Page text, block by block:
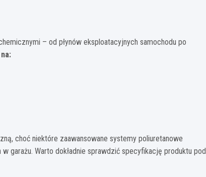
– od płynów eksploatacyjnych samochodu po
choć niektóre zaawansowane systemy poliuretanowe
garażu. Warto dokładnie sprawdzić specyfikację produktu pod